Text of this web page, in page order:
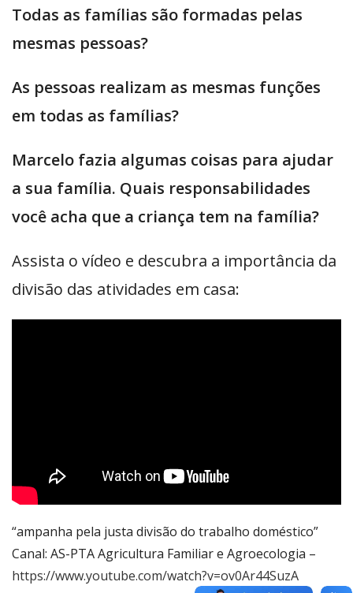
Todas as famílias são formadas pelas
mesmas pessoas?
As pessoas realizam as mesmas funções
em todas as famílias?
Marcelo fazia algumas coisas para ajudar
a sua família. Quais responsabilidades
você acha que a criança tem na família?
Assista o vídeo e descubra a importância da
divisão das atividades em casa:
“ampanha pela justa divisão do trabalho doméstico”
Canal: AS-PTA Agricultura Familiar e Agroecologia –
https://www.youtube.com/watch?v=ov0Ar44SuzA